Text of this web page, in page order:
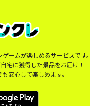
ームが楽しめるサービスです
宅に獲得した景品をお届け！
安心して楽しめます。